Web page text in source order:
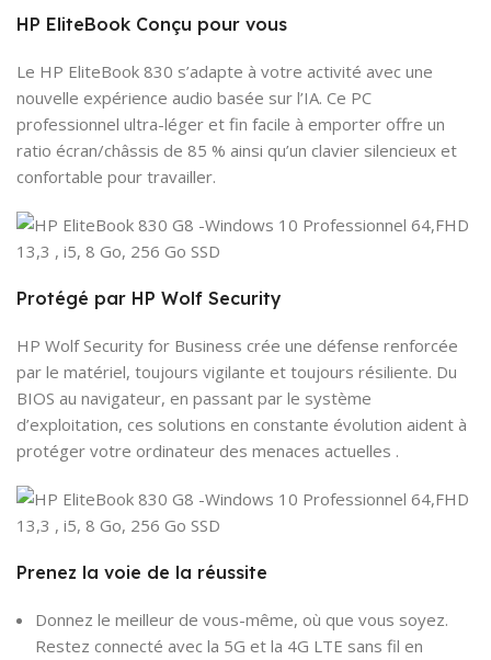
HP EliteBook Conçu pour vous
Le HP EliteBook 830 s’adapte à votre activité avec une
nouvelle expérience audio basée sur l’IA. Ce PC
professionnel ultra-léger et fin facile à emporter offre un
ratio écran/châssis de 85 % ainsi qu’un clavier silencieux et
confortable pour travailler.
Protégé par HP Wolf Security
HP Wolf Security for Business crée une défense renforcée
par le matériel, toujours vigilante et toujours résiliente. Du
BIOS au navigateur, en passant par le système
d’exploitation, ces solutions en constante évolution aident à
protéger votre ordinateur des menaces actuelles .
Prenez la voie de la réussite
Donnez le meilleur de vous-même, où que vous soyez.
Restez connecté avec la 5G et la 4G LTE sans fil en